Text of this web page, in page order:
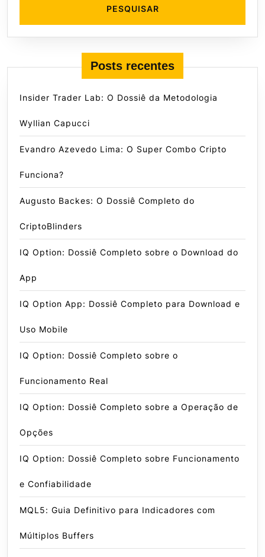
Posts recentes
Insider Trader Lab: O Dossiê da Metodologia
Wyllian Capucci
Evandro Azevedo Lima: O Super Combo Cripto
Funciona?
Augusto Backes: O Dossiê Completo do
CriptoBlinders
IQ Option: Dossiê Completo sobre o Download do
App
IQ Option App: Dossiê Completo para Download e
Uso Mobile
IQ Option: Dossiê Completo sobre o
Funcionamento Real
IQ Option: Dossiê Completo sobre a Operação de
Opções
IQ Option: Dossiê Completo sobre Funcionamento
e Confiabilidade
MQL5: Guia Definitivo para Indicadores com
Múltiplos Buffers